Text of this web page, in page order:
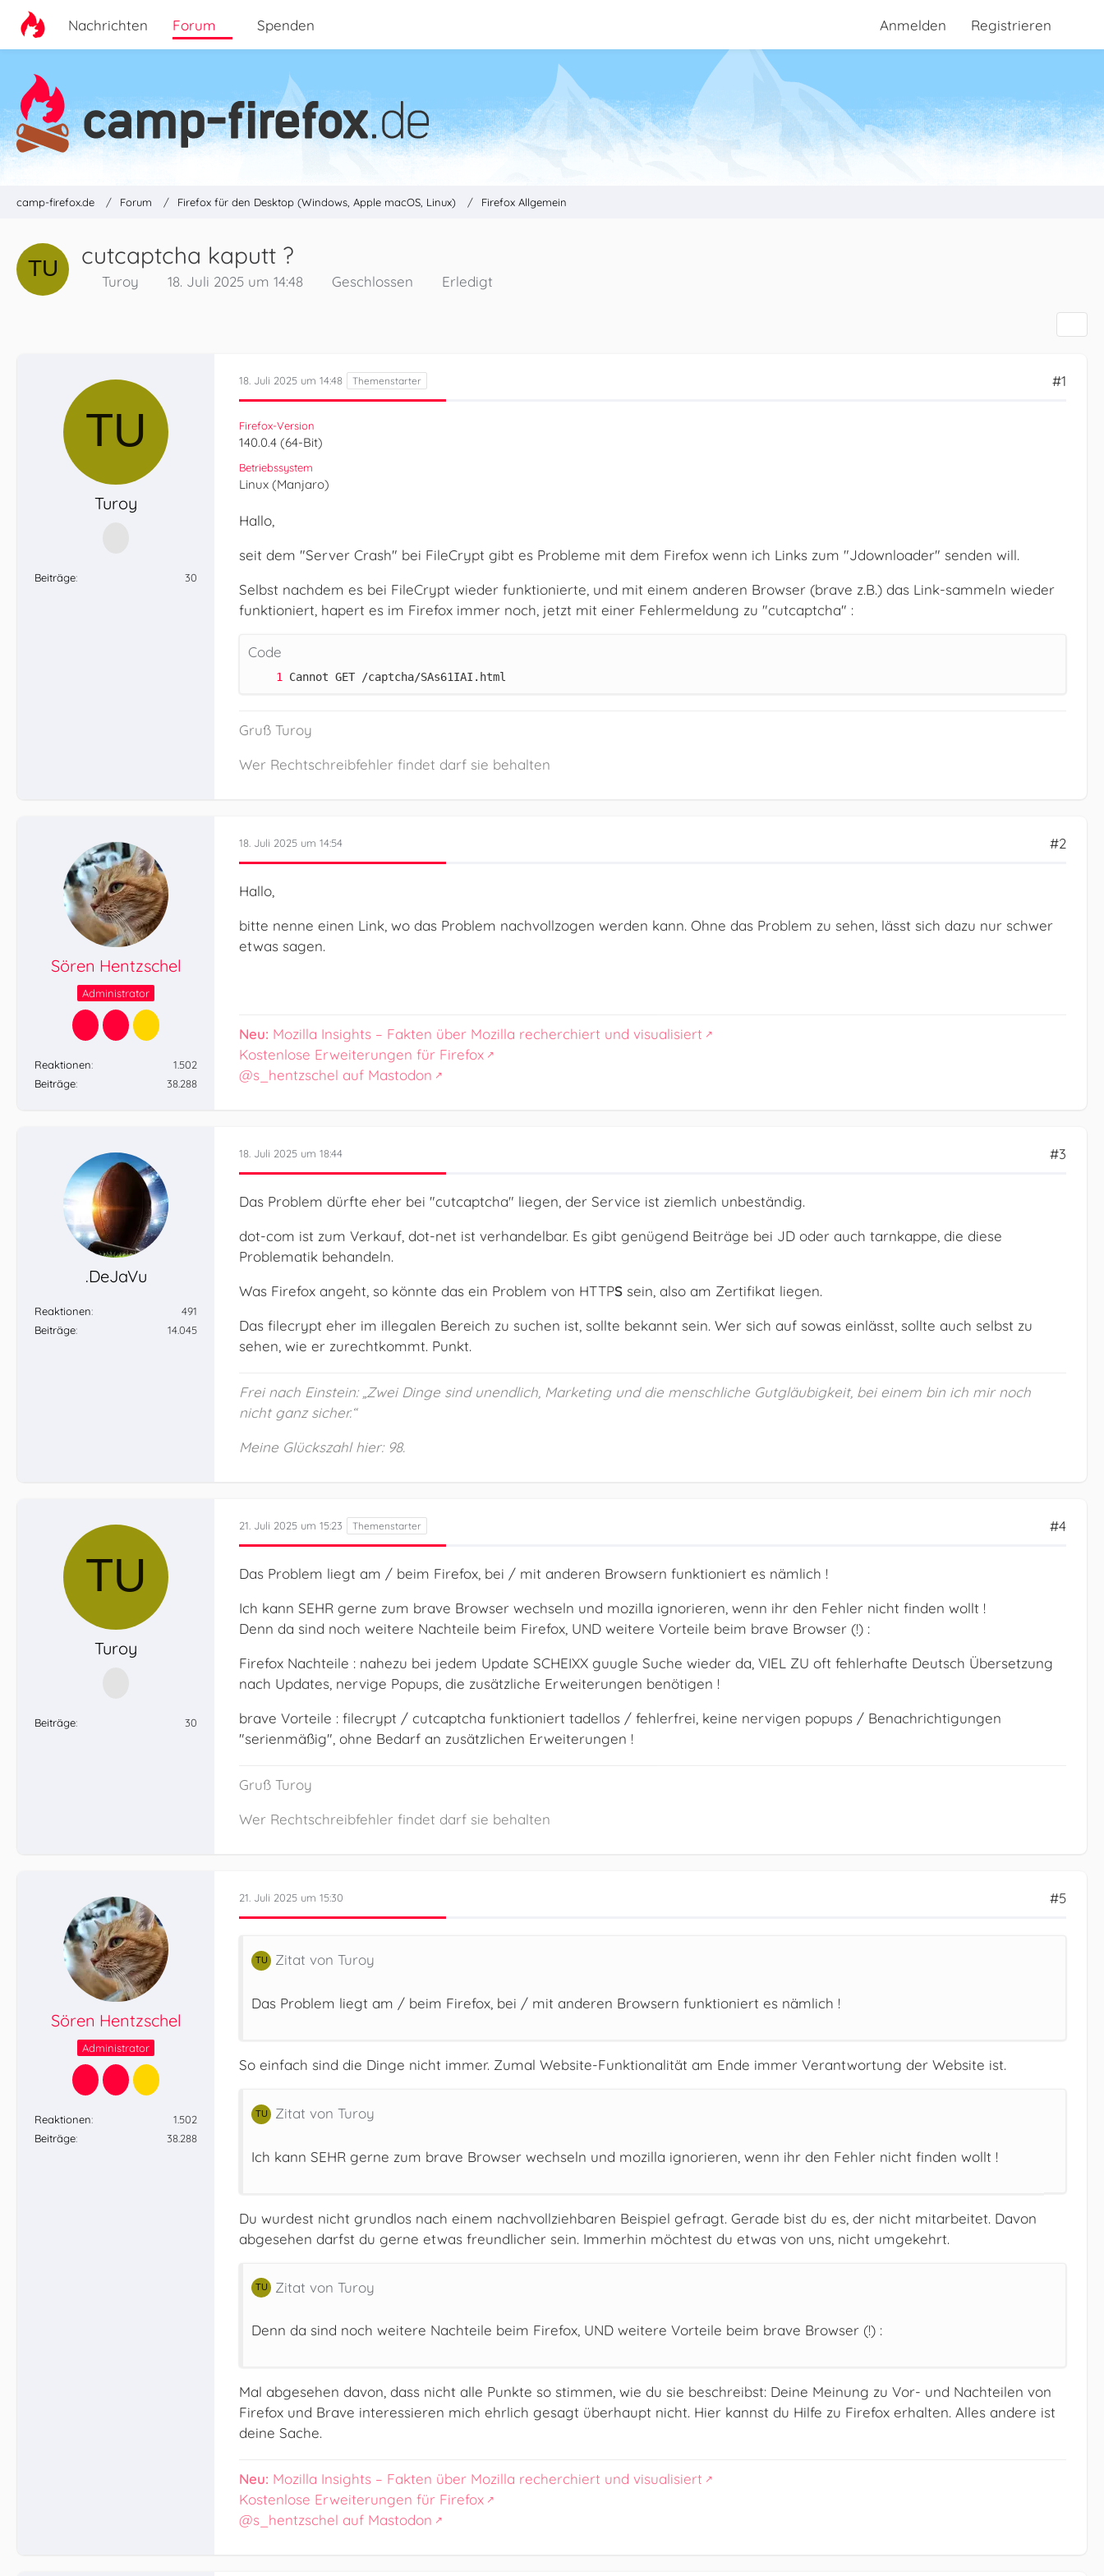
Nachrichten Forum Spenden Anmelden Registrieren
camp-firefox.de Forum Firefox für den Desktop (Windows, Apple macOS, Linux) Firefox Allgemein
cutcaptcha kaputt ?
Turoy 18. Juli 2025 um 14:48 Geschlossen Erledigt
Turoy
Beiträge 30
18. Juli 2025 um 14:48 #1
Firefox-Version
140.0.4 (64-Bit)
Betriebssystem
Linux (Manjaro)
Hallo,
seit dem "Server Crash" bei FileCrypt gibt es Probleme mit dem Firefox wenn ich Links zum "Jdownloader" senden will.
Selbst nachdem es bei FileCrypt wieder funktionierte, und mit einem anderen Browser (brave z.B.) das Link-sammeln wieder
funktioniert, hapert es im Firefox immer noch, jetzt mit einer Fehlermeldung zu "cutcaptcha" :
Code
Cannot GET /captcha/SAs61IAI.html
Gruß Turoy
Wer Rechtschreibfehler findet darf sie behalten
Sören Hentzschel
Administrator
Reaktionen
1.502
Beiträge
38.288
18. Juli 2025 um 14:54 #2
Hallo,
bitte nenne einen Link, wo das Problem nachvollzogen werden kann. Ohne das Problem zu sehen, lässt sich dazu nur schwer
etwas sagen.
Neu: Mozilla Insights – Fakten über Mozilla recherchiert und visualisiert
Kostenlose Erweiterungen für Firefox
@s_hentzschel auf Mastodon
.DeJaVu
Reaktionen
491
Beiträge
14.045
18. Juli 2025 um 18:44 #3
Das Problem dürfte eher bei "cutcaptcha" liegen, der Service ist ziemlich unbeständig.
dot-com ist zum Verkauf, dot-net ist verhandelbar. Es gibt genügend Beiträge bei JD oder auch tarnkappe, die diese
Problematik behandeln.
Was Firefox angeht, so könnte das ein Problem von HTTPS sein, also am Zertifikat liegen.
Das filecrypt eher im illegalen Bereich zu suchen ist, sollte bekannt sein. Wer sich auf sowas einlässt, sollte auch selbst zu
sehen, wie er zurechtkommt. Punkt.
Frei nach Einstein: „Zwei Dinge sind unendlich, Marketing und die menschliche Gutgläubigkeit, bei einem bin ich mir noch
nicht ganz sicher.“
Meine Glückszahl hier: 98.
Turoy
Beiträge 30
21. Juli 2025 um 15:23 #4
Das Problem liegt am / beim Firefox, bei / mit anderen Browsern funktioniert es nämlich !
Ich kann SEHR gerne zum brave Browser wechseln und mozilla ignorieren, wenn ihr den Fehler nicht finden wollt !
Denn da sind noch weitere Nachteile beim Firefox, UND weitere Vorteile beim brave Browser (!) :
Firefox Nachteile : nahezu bei jedem Update SCHEIXX guugle Suche wieder da, VIEL ZU oft fehlerhafte Deutsch Übersetzung
nach Updates, nervige Popups, die zusätzliche Erweiterungen benötigen !
brave Vorteile : filecrypt / cutcaptcha funktioniert tadellos / fehlerfrei, keine nervigen popups / Benachrichtigungen
"serienmäßig", ohne Bedarf an zusätzlichen Erweiterungen !
Gruß Turoy
Wer Rechtschreibfehler findet darf sie behalten
Sören Hentzschel
Administrator
Reaktionen
1.502
Beiträge
38.288
21. Juli 2025 um 15:30 #5
Zitat von Turoy
Das Problem liegt am / beim Firefox, bei / mit anderen Browsern funktioniert es nämlich !
So einfach sind die Dinge nicht immer. Zumal Website-Funktionalität am Ende immer Verantwortung der Website ist.
Zitat von Turoy
Ich kann SEHR gerne zum brave Browser wechseln und mozilla ignorieren, wenn ihr den Fehler nicht finden wollt !
Du wurdest nicht grundlos nach einem nachvollziehbaren Beispiel gefragt. Gerade bist du es, der nicht mitarbeitet. Davon
abgesehen darfst du gerne etwas freundlicher sein. Immerhin möchtest du etwas von uns, nicht umgekehrt.
Zitat von Turoy
Denn da sind noch weitere Nachteile beim Firefox, UND weitere Vorteile beim brave Browser (!) :
Mal abgesehen davon, dass nicht alle Punkte so stimmen, wie du sie beschreibst: Deine Meinung zu Vor- und Nachteilen von
Firefox und Brave interessieren mich ehrlich gesagt überhaupt nicht. Hier kannst du Hilfe zu Firefox erhalten. Alles andere ist
deine Sache.
Neu: Mozilla Insights – Fakten über Mozilla recherchiert und visualisiert
Kostenlose Erweiterungen für Firefox
@s_hentzschel auf Mastodon